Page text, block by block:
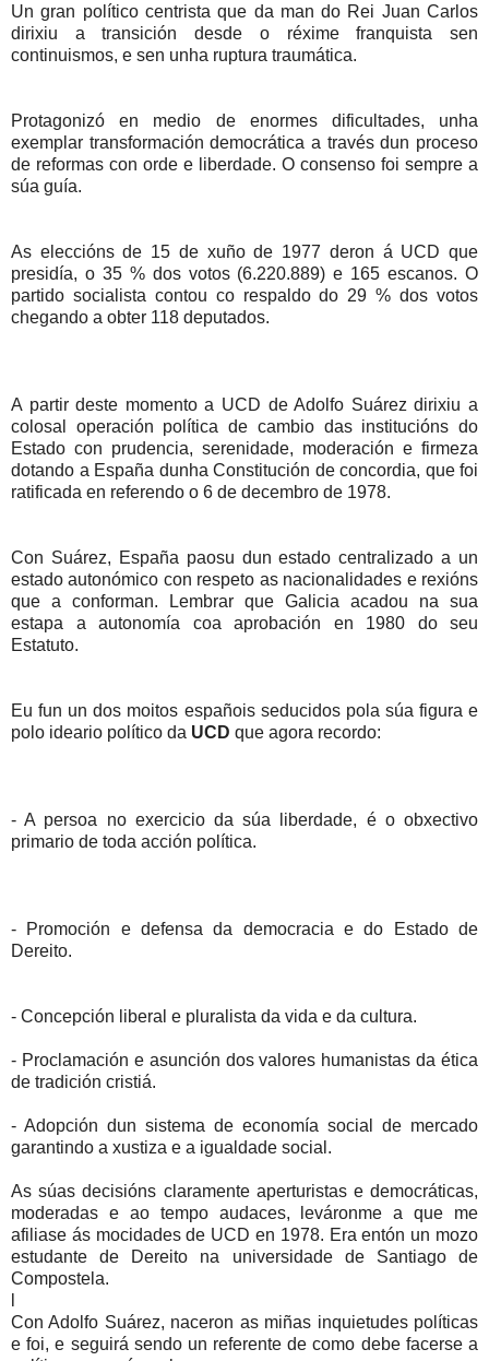
Un gran político centrista que da man do Rei Juan Carlos
dirixiu a transición desde o réxime franquista sen
continuismos, e sen unha ruptura traumática.
Protagonizó en medio de enormes dificultades, unha
exemplar transformación democrática a través dun proceso
de reformas con orde e liberdade. O consenso foi sempre a
súa guía.
As eleccións de 15 de xuño de 1977 deron á UCD que
presidía, o 35 % dos votos (6.220.889) e 165 escanos. O
partido socialista contou co respaldo do 29 % dos votos
chegando a obter 118 deputados.
A partir deste momento a UCD de Adolfo Suárez dirixiu a
colosal operación política de cambio das institucións do
Estado con prudencia, serenidade, moderación e firmeza
dotando a España dunha Constitución de concordia, que foi
ratificada en referendo o 6 de decembro de 1978.
Con Suárez, España paosu dun estado centralizado a un
estado autonómico con respeto as nacionalidades e rexións
que a conforman. Lembrar que Galicia acadou na sua
estapa a autonomía coa aprobación en 1980 do seu
Estatuto.
Eu fun un dos moitos españois seducidos pola súa figura e
polo ideario político da UCD que agora recordo:
- A persoa no exercicio da súa liberdade, é o obxectivo
primario de toda acción política.
- Promoción e defensa da democracia e do Estado de
Dereito.
- Concepción liberal e pluralista da vida e da cultura.
- Proclamación e asunción dos valores humanistas da ética
de tradición cristiá.
- Adopción dun sistema de economía social de mercado
garantindo a xustiza e a igualdade social.
As súas decisións claramente aperturistas e democráticas,
moderadas e ao tempo audaces, leváronme a que me
afiliase ás mocidades de UCD en 1978. Era entón un mozo
estudante de Dereito na universidade de Santiago de
Compostela.
Con Adolfo Suárez, naceron as miñas inquietudes políticas
e foi, e seguirá sendo un referente de como debe facerse a